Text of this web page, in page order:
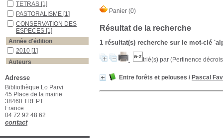
Résultat de la recherche
1 résultat(s) recherche sur le mot-clé
trié(s) par (Pertinence
Entre forêts et pelouses / Pascal
TETRAS [1]
PASTORALISME [1]
CONSERVATION DES
ESPECES [1]
Année d'édition
2010 [1]
Auteurs
Adresse
Bibliothèque Lo Parvi
45 Place de la mairie
38460 TREPT
France
04 72 92 48 62
contact